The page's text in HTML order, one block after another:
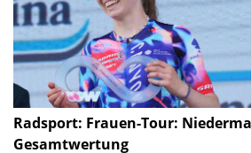
Radsport: Frauen-Tour:
Gesamtwertung